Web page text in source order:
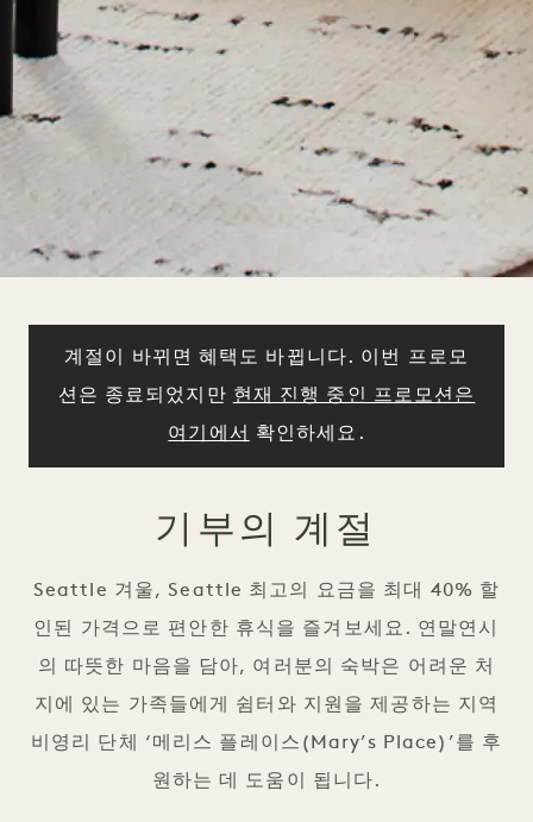
계절이 바뀌면 혜택도 바뀝니다. 이번 프로모
션은 종료되었지만 현재 진행 중인 프로모션은
여기에서
확인하세요.
기부의 계절
Seattle 겨울, Seattle 최고의 요금을 최대 40% 할
인된 가격으로 편안한 휴식을 즐겨보세요. 연말연시
의 따뜻한 마음을 담아, 여러분의 숙박은 어려운 처
지에 있는 가족들에게 쉼터와 지원을 제공하는 지역
비영리 단체 ‘메리스 플레이스(Mary’s Place)’를 후
원하는 데 도움이 됩니다.